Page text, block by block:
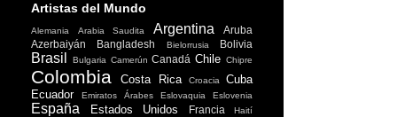
Artistas del Mundo
Alemania Arabia Saudita Argentina
Aruba
Azerbaiyán
Bangladesh Bielorrusia Bolivia
Brasil Bulgaria Camerún Canadá Chile Chipre
Colombia Costa Rica Croacia
Cuba
Ecuador
Emiratos Árabes Eslovaquia Eslovenia
España Estados Unidos Francia
Haití